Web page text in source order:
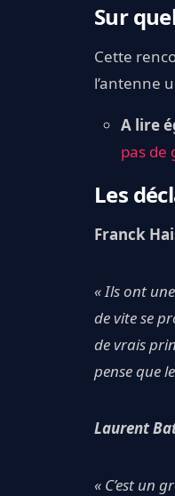
Sur
Cette
l’antenne
A lire
pas de
Les
Franck
« Ils ont
de vite se
de vrais
pense que
Laurent
« C’est un